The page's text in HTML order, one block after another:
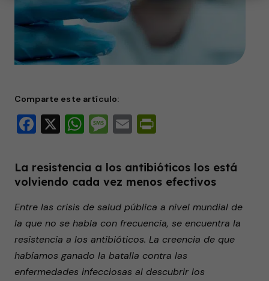
Comparte este artículo:
Facebook
X WhatsApp
Message
Email
La resistencia a los antibióticos los está
volviendo cada vez menos efectivos
Entre las crisis de salud pública a nivel mundial de
la que no se habla con frecuencia, se encuentra la
resistencia a los antibióticos. La creencia de que
habíamos ganado la batalla contra las
enfermedades infecciosas al descubrir los